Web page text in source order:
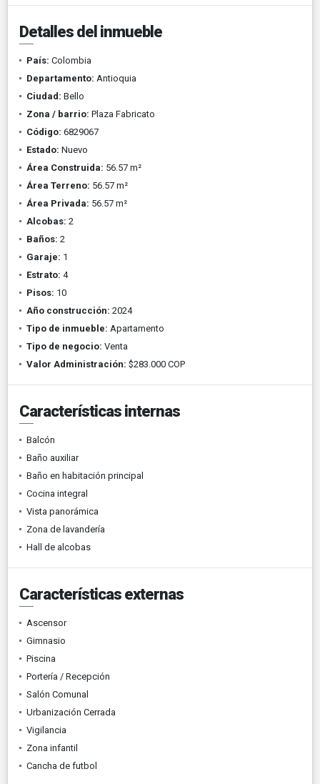
Detalles del inmueble
País: Colombia
Departamento: Antioquia
Ciudad: Bello
Zona / barrio: Plaza Fabricato
Código: 6829067
Estado: Nuevo
Área Construida: 56.57 m²
Área Terreno: 56.57 m²
Área Privada: 56.57 m²
Alcobas: 2
Baños: 2
Garaje: 1
Estrato: 4
Pisos: 10
Año construcción: 2024
Tipo de inmueble: Apartamento
Tipo de negocio: Venta
Valor Administración: $283.000 COP
Características internas
Balcón
Baño auxiliar
Baño en habitación principal
Cocina integral
Vista panorámica
Zona de lavandería
Hall de alcobas
Características externas
Ascensor
Gimnasio
Piscina
Portería / Recepción
Salón Comunal
Urbanización Cerrada
Vigilancia
Zona infantil
Cancha de futbol